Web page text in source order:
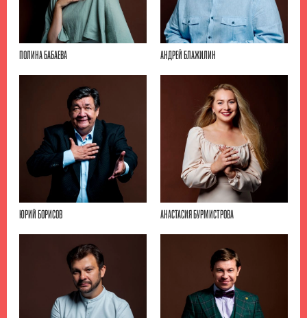
ПОЛИНА БАБАЕВА АНДРЕЙ БЛАЖИЛИН
ЮРИЙ БОРИСОВ АНАСТАСИЯ БУРМИСТРОВА